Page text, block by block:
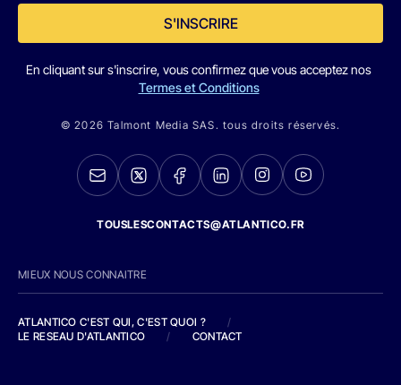
S'INSCRIRE
En cliquant sur s'inscrire, vous confirmez que vous acceptez nos
Termes et Conditions
© 2026 Talmont Media SAS. tous droits réservés.
TOUSLESCONTACTS@ATLANTICO.FR
MIEUX NOUS CONNAITRE
ATLANTICO C'EST QUI, C'EST QUOI ?
/
LE RESEAU D'ATLANTICO
/ CONTACT